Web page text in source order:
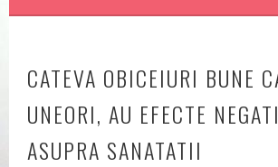
CATEVA OBICEIURI BUNE
UNEORI, AU EFECTE
ASUPRA SANATATII